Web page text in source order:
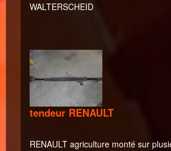
WALTERSCHEID
tendeur RENAULT
RENAULT agriculture monté sur